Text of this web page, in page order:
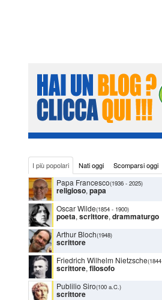
I più popolari Nati oggi Scomparsi oggi
Papa Francesco(1936 - 2025)
religioso, papa
Oscar Wilde(1854 - 1900)
poeta, scrittore, drammaturgo
Arthur Bloch(1948)
scrittore
Friedrich Wilhelm Nietzsche(1844
scrittore, filosofo
Publilio Siro(100 a.C.)
scrittore